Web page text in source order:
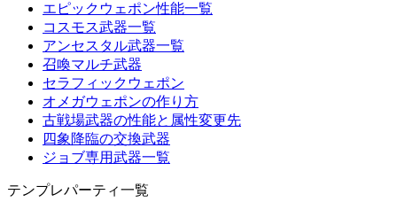
エピックウェポン性能一覧
コスモス武器一覧
アンセスタル武器一覧
召喚マルチ武器
セラフィックウェポン
オメガウェポンの作り方
古戦場武器の性能と属性変更先
四象降臨の交換武器
ジョブ専用武器一覧
テンプレパーティ一覧